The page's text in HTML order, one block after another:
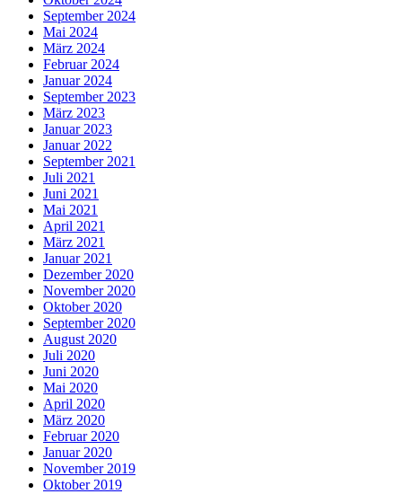
September 2024
Mai 2024
März 2024
Februar 2024
Januar 2024
September 2023
März 2023
Januar 2023
Januar 2022
September 2021
Juli 2021
Juni 2021
Mai 2021
April 2021
März 2021
Januar 2021
Dezember 2020
November 2020
Oktober 2020
September 2020
August 2020
Juli 2020
Juni 2020
Mai 2020
April 2020
März 2020
Februar 2020
Januar 2020
November 2019
Oktober 2019